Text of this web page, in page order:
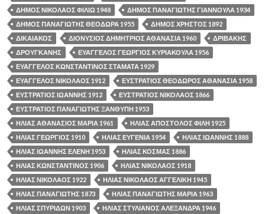
ΔΗΜΟΣ ΝΙΚΟΛΑΟΣ ΦΙΛΙΩ 1948
ΔΗΜΟΣ ΠΑΝΑΓΙΩΤΗΣ ΓΙΑΝΝΟΥΛΑ 1934
ΔΗΜΟΣ ΠΑΝΑΓΙΩΤΗΣ ΘΕΟΔΩΡΑ 1955
ΔΗΜΟΣ ΧΡΗΣΤΟΣ 1892
ΔΙΚΑΙΑΚΟΣ
ΔΙΟΝΥΣΙΟΣ ΔΗΜΗΤΡΙΟΣ ΑΘΑΝΑΣΙΑ 1960
ΔΡΙΒΑΚΗΣ
ΔΡΟΥΓΚΑΝΗΣ
ΕΥΑΓΓΕΛΟΣ ΓΕΩΡΓΙΟΣ ΚΥΡΙΑΚΟΥΛΑ 1956
ΕΥΑΓΓΕΛΟΣ ΚΩΝΣΤΑΝΤΙΝΟΣ ΣΤΑΜΑΤΑ 1929
ΕΥΑΓΓΕΛΟΣ ΝΙΚΟΛΑΟΣ 1912
ΕΥΣΤΡΑΤΙΟΣ ΘΕΟΔΩΡΟΣ ΑΘΑΝΑΣΙΑ 1958
ΕΥΣΤΡΑΤΙΟΣ ΙΩΑΝΝΗΣ 1912
ΕΥΣΤΡΑΤΙΟΣ ΝΙΚΟΛΑΟΣ 1866
ΕΥΣΤΡΑΤΙΟΣ ΠΑΝΑΓΙΩΤΗΣ ΞΑΝΘΥΠΗ 1953
ΗΛΙΑΣ ΑΘΑΝΑΣΙΟΣ ΜΑΡΙΑ 1961
ΗΛΙΑΣ ΑΠΟΣΤΟΛΟΣ ΦΙΛΗ 1925
ΗΛΙΑΣ ΓΕΩΡΓΙΟΣ 1910
ΗΛΙΑΣ ΕΥΓΕΝΙΑ 1954
ΗΛΙΑΣ ΙΩΑΝΝΗΣ 1888
ΗΛΙΑΣ ΙΩΑΝΝΗΣ ΕΛΕΝΗ 1953
ΗΛΙΑΣ ΚΟΣΜΑΣ 1886
ΗΛΙΑΣ ΚΩΝΣΤΑΝΤΙΝΟΣ 1906
ΗΛΙΑΣ ΝΙΚΟΛΑΟΣ 1918
ΗΛΙΑΣ ΝΙΚΟΛΑΟΣ 1922
ΗΛΙΑΣ ΝΙΚΟΛΑΟΣ ΑΓΓΕΛΙΚΗ 1945
ΗΛΙΑΣ ΠΑΝΑΓΙΩΤΗΣ 1873
ΗΛΙΑΣ ΠΑΝΑΓΙΩΤΗΣ ΜΑΡΙΑ 1963
ΗΛΙΑΣ ΣΠΥΡΙΔΩΝ 1903
ΗΛΙΑΣ ΣΤΥΛΙΑΝΟΣ ΑΛΕΞΑΝΔΡΑ 1946